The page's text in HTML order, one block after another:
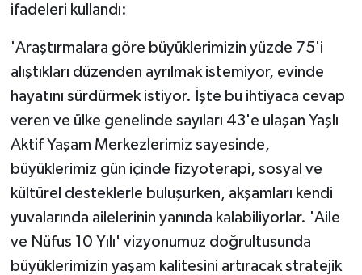
ifadeleri kullandı:
'Araştırmalara göre büyüklerimizin yüzde 75'i
alıştıkları düzenden ayrılmak istemiyor, evinde
hayatını sürdürmek istiyor. İşte bu ihtiyaca cevap
veren ve ülke genelinde sayıları 43'e ulaşan Yaşlı
Aktif Yaşam Merkezlerimiz sayesinde,
büyüklerimiz gün içinde fizyoterapi, sosyal ve
kültürel desteklerle buluşurken, akşamları kendi
yuvalarında ailelerinin yanında kalabiliyorlar. 'Aile
ve Nüfus 10 Yılı' vizyonumuz doğrultusunda
büyüklerimizin yaşam kalitesini artıracak stratejik